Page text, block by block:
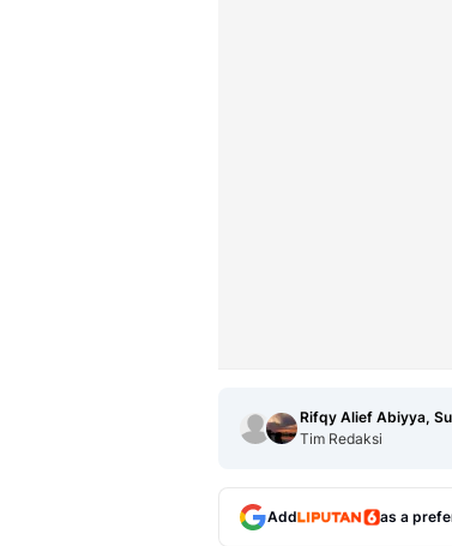
Rifqy Alief Abiyya,
Tim Redaksi
Add as a